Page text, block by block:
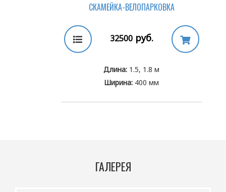
СКАМЕЙКА-ВЕЛОПАРКОВКА
32500руб.
Длина: 1.5, 1.8 м
Ширина: 400 мм
ГАЛЕРЕЯ